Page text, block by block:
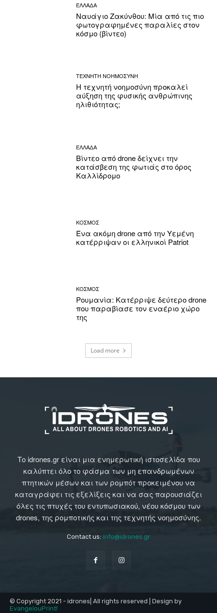
ΕΛΛΑΔΑ
Ναυάγιο Ζακύνθου: Μία από τις πιο
φωτογραφημένες παραλίες στον
κόσμο (βίντεο)
ΤΕΧΝΗΤΗ ΝΟΗΜΟΣΥΝΗ
Η τεχνητή νοημοσύνη προκαλεί
αύξηση της φυσικής ανθρώπινης
ηλιθιότητας;
ΕΛΛΑΔΑ
Βίντεο από drone δείχνει την
κατάσβεση της φωτιάς στο όρος
Καλλίδρομο
ΚΟΣΜΟΣ
Ένα ακόμη drone από την Υεμένη
κατέρριψαν οι ελληνικοί Patriot
ΚΟΣΜΟΣ
Ρουμανία: Κατέρριψε δεύτερο drone
που παραβίασε τον εναέριο χώρο
της
Load more
Το idrones.gr είναι μια ενημερωτική ιστοσελίδα που
καλύπτει όλο το φάσμα των μη επανδρωμένων
πτητικών μέσων και των ρομπότ προκειμένου να
καταγράφει τις εξελίξεις και να σας παρουσιάζει
όλες τις πτυχές του εντυπωσιακού, νέου κόσμου των
drones, της ρομποτικής και της τεχνητής νοημοσύνης.
Contact us: info@idrones.gr
© Copyright 2021 - idrones| All rights reserved | Design by
EvangelouPrint!